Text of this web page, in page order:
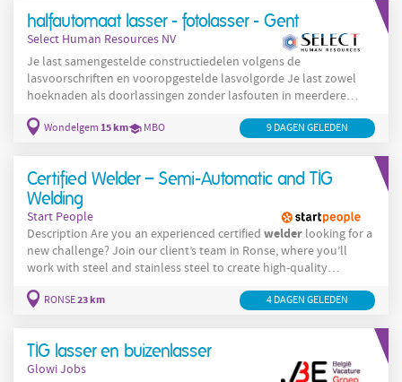
halfautomaat lasser - fotolasser - Gent
Select Human Resources NV
Je last samengestelde constructiedelen volgens de
lasvoorschriften en vooropgestelde lasvolgorde Je last zowel
hoeknaden als doorlassingen zonder lasfouten in meerdere
maatvoering
Wondelgem 15 km MBO 9 DAGEN GELEDEN
Certified Welder – Semi-Automatic and TIG
Welding
Start People
Description Are you an experienced certified welder
new challenge? Join our client’s team in Ronse, where you’ll
work with steel and stainless steel to create high-quality
welding . Your daily
RONSE23 km 4 DAGEN GELEDEN
TIG lasser en buizenlasser
Glowi Jobs